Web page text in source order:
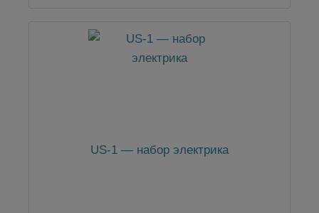
US-1 — набор электрика